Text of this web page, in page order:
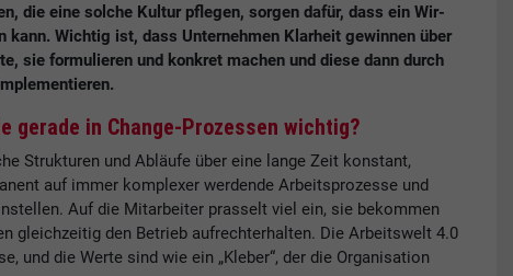
die eine solche Kultur pflegen, sorgen dafür, dass ein Wir-
kann. Wichtig ist, dass Unternehmen Klarheit gewinnen über
sie formulieren und konkret machen und diese dann durch
gerade in Change-Prozessen wichtig?
Strukturen und Abläufe über eine lange Zeit konstant,
auf immer komplexer werdende Arbeitsprozesse und
Auf die Mitarbeiter prasselt viel ein, sie bekommen
gleichzeitig den Betrieb aufrechterhalten. Die Arbeitswelt 4.0
und die Werte sind wie ein „Kleber“, der die Organisation